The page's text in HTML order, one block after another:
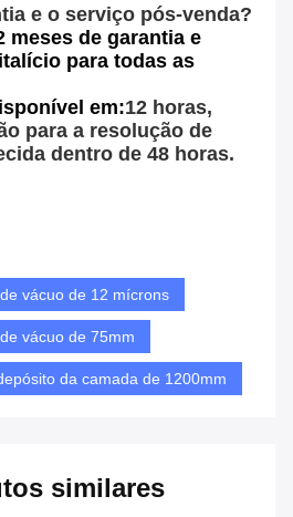
e o serviço pós-venda?
meses de garantia e
para todas as
em:12 horas,
para a resolução de
dentro de 48 horas.
vácuo de 12 mícrons
vácuo de 75mm
da camada de 1200mm
similares